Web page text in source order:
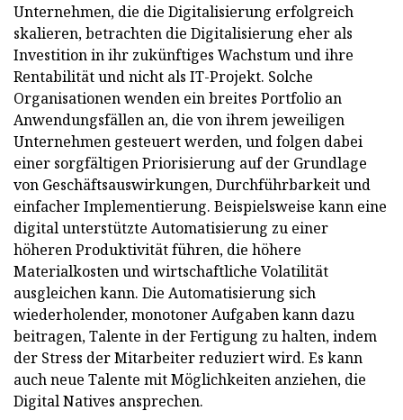
Unternehmen, die die Digitalisierung erfolgreich
skalieren, betrachten die Digitalisierung eher als
Investition in ihr zukünftiges Wachstum und ihre
Rentabilität und nicht als IT-Projekt. Solche
Organisationen wenden ein breites Portfolio an
Anwendungsfällen an, die von ihrem jeweiligen
Unternehmen gesteuert werden, und folgen dabei
einer sorgfältigen Priorisierung auf der Grundlage
von Geschäftsauswirkungen, Durchführbarkeit und
einfacher Implementierung. Beispielsweise kann eine
digital unterstützte Automatisierung zu einer
höheren Produktivität führen, die höhere
Materialkosten und wirtschaftliche Volatilität
ausgleichen kann. Die Automatisierung sich
wiederholender, monotoner Aufgaben kann dazu
beitragen, Talente in der Fertigung zu halten, indem
der Stress der Mitarbeiter reduziert wird. Es kann
auch neue Talente mit Möglichkeiten anziehen, die
Digital Natives ansprechen.